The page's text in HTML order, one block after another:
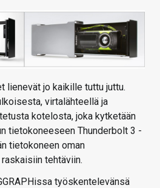
lienevät jo kaikille tuttu juttu.
virtalähteellä ja
kotelosta, joka kytketään
tietokoneeseen Thunderbolt 3 -
tietokoneen oman
tehtäviin.
työskentelevänsä